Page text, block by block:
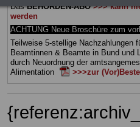
DasBEHÖRDEN-ABO >>> kann
werden
ACHTUNG Neue Broschüre zum
Teilweise 5-stellige Nachzahlungen
Beamtinnen & Beamte in Bund und
durch Neuordnung der
Alimentation
>>>zur